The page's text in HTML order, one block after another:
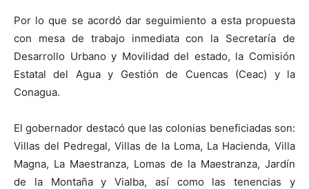
Por lo que se acordó dar seguimiento a esta propuesta
con mesa de trabajo inmediata con la Secretaría de
Desarrollo Urbano y Movilidad del estado, la Comisión
Estatal del Agua y Gestión de Cuencas (Ceac) y la
Conagua.
El gobernador destacó que las colonias beneficiadas son:
Villas del Pedregal, Villas de la Loma, La Hacienda, Villa
Magna, La Maestranza, Lomas de la Maestranza, Jardín
de la Montaña y Vialba, así como las tenencias y